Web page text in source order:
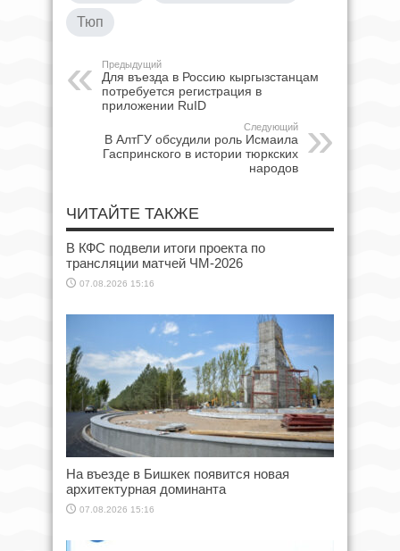
Тюп
Предыдущий
Для въезда в Россию кыргызстанцам
потребуется регистрация в
приложении RuID
Следующий
В АлтГУ обсудили роль Исмаила
Гаспринского в истории тюркских
народов
ЧИТАЙТЕ ТАКЖЕ
В КФС подвели итоги проекта по
трансляции матчей ЧМ-2026
07.08.2026 15:16
На въезде в Бишкек появится новая
архитектурная доминанта
07.08.2026 15:16